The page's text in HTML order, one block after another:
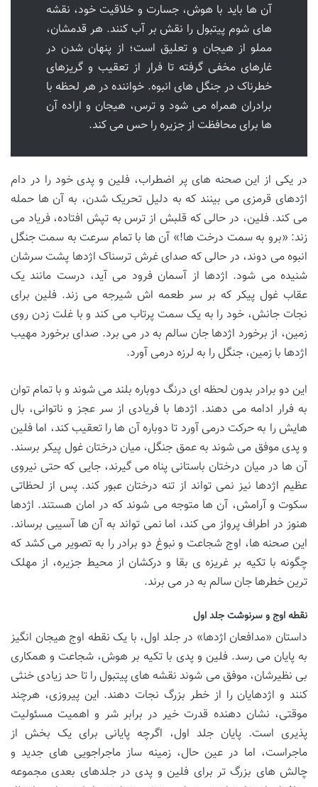
آن ها باید با هوش، جسارت و خلاقیت خود، نقشه
های شوم پیتبول را نقش بر آب کنند. هر قدمشان،
مملو از هیجان و تعلیق است؛ از پنهان شدن در
غارهای مخفی گرفته تا فرار از تعقیب و گریزهای
خطرناک در جنگل های انبوه. خواننده در هر لحظه با
برادران همراه می شود و ترس، هیجان و اراده آن
ها برای محافظت از جزیره را حس می کند.
در یکی از این صحنه های پر اضطراب، فلین و پدی خود را در دام
اژدهای قرمزی می بینند که به دلیل تحریک شدن، به آن ها حمله
می کند. فلین، در حالی که قلبش از ترس به تپش افتاده، فریاد می
زند: «برو به سمت درخت ها!» آن ها با تمام سرعت به سمت جنگل
انبوه می دوند، در حالی که صدای غرش ترسناک اژدها پشت سرشان
شنیده می شود. اژدها از آسمان فرود می آید، درست مانند یک
عقاب غول پیکر که بر سر طعمه اش شیرجه می زند. فلین برای
نجات جانش، خود را به یک سمت پرتاب می کند و با غلت زدن روی
زمین، از برخورد اژدها جان سالم به در می برد. صدای برخورد مهیب
اژدها با زمین، جنگل را به لرزه درمی آورد.
این دو برادر بدون لحظه ای درنگ دوباره بلند می شوند و با تمام توان
به فرار ادامه می دهند. اژدها با فریادی از سر عجز و ناتوانی، بال
هایش را به حرکت درمی آورد تا دوباره آن ها را تعقیب کند، اما فلین
و پدی موفق می شوند به عمق جنگل، میان درختان غول پیکر برسند.
آن ها در میان درختان باستانی پناه می گیرند، جایی که حتی نیروی
عظیم اژدها نیز نمی تواند از تنه درختان عبور کند. پس از لحظاتی
سکوت و آرامش، آن ها متوجه می شوند که در امان هستند. اژدها
هنوز در اطراف پرواز می کند، اما نمی تواند به آن ها آسیبی برساند.
این صحنه ها، اوج شجاعت و نبوغ دو برادر را به تصویر می کشد که
چگونه با تکیه بر غریزه ی بقا و درکشان از محیط جزیره، از مهلک
ترین خطرها جان سالم به در می برند.
نقطه اوج و سرنوشت جلد اول
داستان «مدافعان اژدها» در جلد اول، با یک نقطه اوج هیجان انگیز
به پایان می رسد. فلین و پدی با تکیه بر هوش، شجاعت و همکاری
بی نظیرشان، موفق می شوند نقشه های پیتبول را تا حد زیادی خنثی
کنند و اژدهایان را از خطر بزرگ نجات دهند. این پیروزی، هرچند
موقتی، نشان دهنده قدرت خیر در برابر شر و اهمیت مسئولیت
پذیری است. پایان جلد اول، اگرچه پایانی برای یک بخش از
ماجراست، اما در عین حال، زمینه ساز ماجراجویی های جدید و
چالش های بزرگ تر برای فلین و پدی در جلدهای بعدی مجموعه